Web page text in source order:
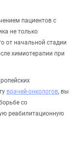
пациентов с
не только
от начальной стадии
химиотерапии при
врачей-онкологов, вы
со
реабилитационную